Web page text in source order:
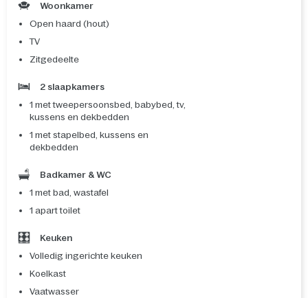
Woonkamer
Open haard (hout)
TV
Zitgedeelte
2 slaapkamers
1 met tweepersoonsbed, babybed, tv,
kussens en dekbedden
1 met stapelbed, kussens en
dekbedden
Badkamer & WC
1 met bad, wastafel
1 apart toilet
Keuken
Volledig ingerichte keuken
Koelkast
Vaatwasser